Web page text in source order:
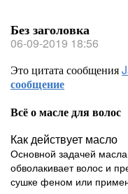
Без заголовка
06-09-2019 18:56
Это цитата сообщения
сообщение
Всё о масле для волос
Как действует масло
Основной задачей
обволакивает волос и
сушке феном или